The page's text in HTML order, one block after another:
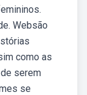
Websão
como as
serem
se